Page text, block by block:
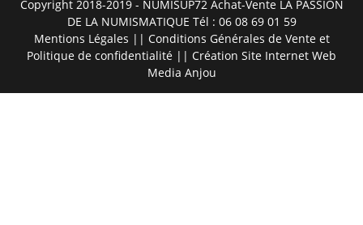
Copyright 2018-2019 - NUMISUP72 Achat-Vente LA PASSION
DE LA NUMISMATIQUE Tél : 06 08 69 01 59
Mentions Légales || Conditions Générales de Vente et
Politique de confidentialité || Création Site Internet Web
Media Anjou